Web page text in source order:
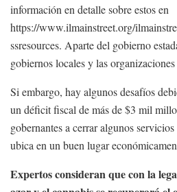
información en detalle sobre estos en
https://www.ilmainstreet.org/
ssresources. Aparte del gobierno
gobiernos locales y las
Si embargo, hay algunos desafíos
un déficit fiscal de más de $3 mil
gobernantes a cerrar algunos
ubica en un buen lugar
Expertos consideran que con la